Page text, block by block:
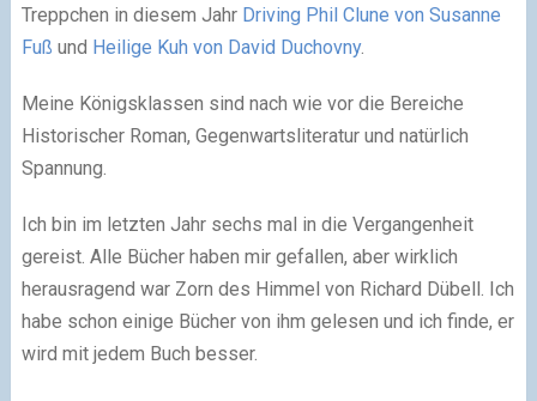
Treppchen in diesem Jahr Driving Phil Clune von Susanne
Fuß und Heilige Kuh von David Duchovny.
Meine Königsklassen sind nach wie vor die Bereiche
Historischer Roman, Gegenwartsliteratur und natürlich
Spannung.
Ich bin im letzten Jahr sechs mal in die Vergangenheit
gereist. Alle Bücher haben mir gefallen, aber wirklich
herausragend war Zorn des Himmel von Richard Dübell. Ich
habe schon einige Bücher von ihm gelesen und ich finde, er
wird mit jedem Buch besser.